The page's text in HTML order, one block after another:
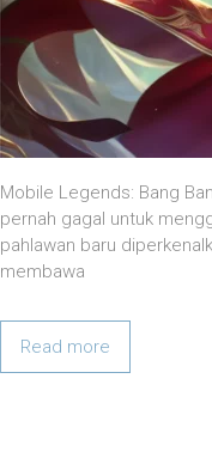
Mobile Legends: Bang
pernah gagal untuk
pahlawan baru
membawa
Read more